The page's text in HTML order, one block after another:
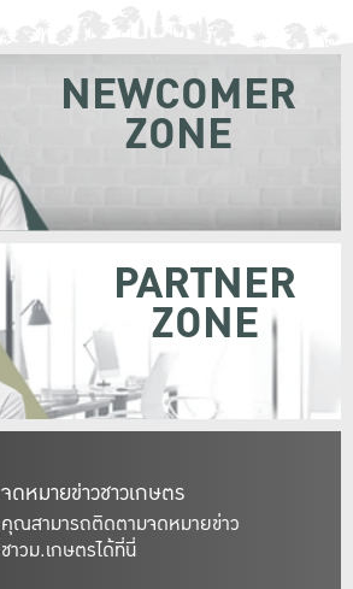
จดหมายข่าวชาวเกษตร
คุณสามารถติดตามจดหมายข่าว
ชาวม.เกษตรได้ที่นี่
NEWCOMER
ZONE
PARTNER
ZONE